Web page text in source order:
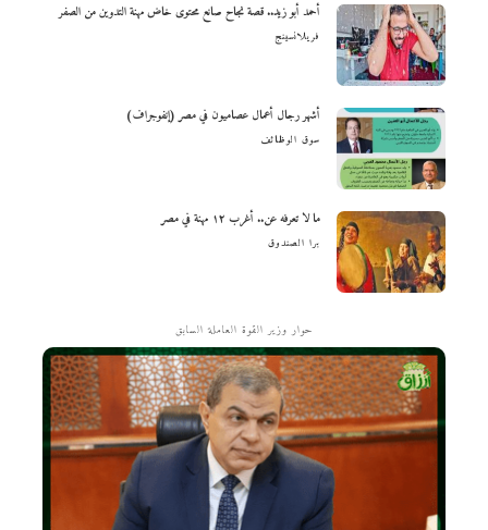
أحمد أبو زيد.. قصة نجاح صانع محتوى خاض مهنة التدوين من الصفر
فريلانسينج
أشهر رجال أعمال عصاميون في مصر (إنفوجراف)
سوق الوظائف
ما لا تعرفه عن.. أغرب ١٢ مهنة في مصر
برا الصندوق
حوار وزير القوة العاملة السابق